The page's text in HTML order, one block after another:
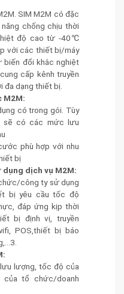
SIM M2M có đặc
chống chịu thời
độ cao từ -40℃
với các thiết bị/máy
đổi khắc nghiệt
cấp kênh truyền
đa dạng thiết bị.
M2M:
có trong gói. Tùy
có các mức lưu
phù hợp với nhu
bị
dịch vụ M2M:
công ty sử dụng
bị yêu cầu tốc độ
đáp ứng kịp thời
bị định vị, truyền
POS,thiết bị báo
lượng, tốc độ của
tổ chức/doanh